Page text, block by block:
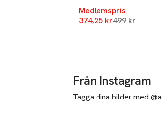
Medlemspris
374,25 krLägsta pris
499 kr
Från Instagram
Tagga dina bilder med